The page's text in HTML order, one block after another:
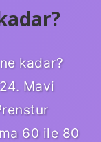
kadar?
Mavi
60 ile 80